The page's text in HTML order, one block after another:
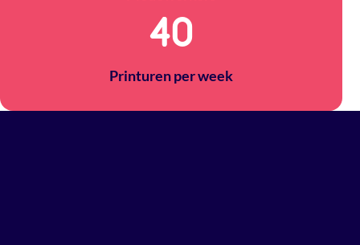
40
Printuren per week